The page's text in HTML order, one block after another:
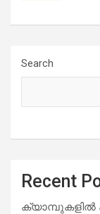
Search
Recent
ക്യാമ്പുകളിൽ